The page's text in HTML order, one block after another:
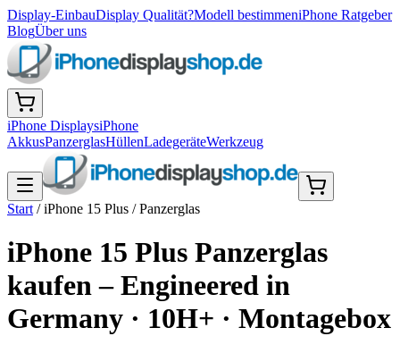
Display-EinbauDisplay Qualität?Modell bestimmeniPhone Ratgeber
BlogÜber uns
iPhone DisplaysiPhone
AkkusPanzerglasHüllenLadegeräteWerkzeug
Start /iPhone 15 Plus /Panzerglas
iPhone 15 Plus Panzerglas
kaufen – Engineered in
Germany · 10H+ · Montagebox